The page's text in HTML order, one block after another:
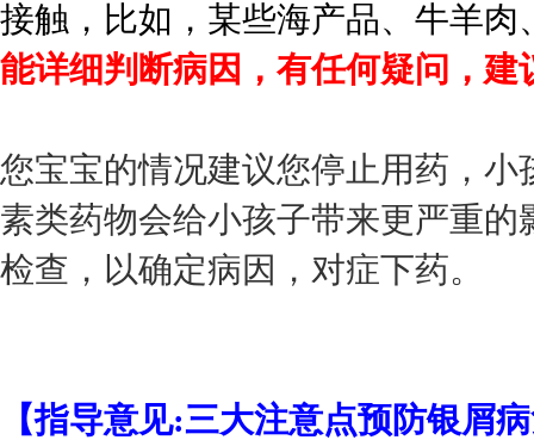
接触，比如，某些海产品、牛羊
能详细判断病因，有任何疑问，建
您宝宝的情况建议您停止用药，
素类药物会给小孩子带来更严重
检查，以确定病因，对症下药。
【指导意见:三大注意点预防银屑